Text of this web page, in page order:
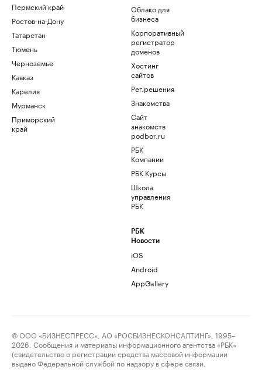
Пермский край
Ростов-на-Дону
Татарстан
Тюмень
Черноземье
Кавказ
Карелия
Мурманск
Приморский
край
Облако для
бизнеса
Корпоративный
регистратор
доменов
Хостинг
сайтов
Рег.решения
Знакомства
Сайт
знакомств
podbor.ru
РБК
Компании
РБК Курсы
Школа
управления
РБК
РБК
Новости
iOS
Android
AppGallery
© ООО «БИЗНЕСПРЕСС», АО «РОСБИЗНЕСКОНСАЛТИНГ», 1995–
2026. Сообщения и материалы информационного агентства «РБК»
(свидетельство о регистрации средства массовой информации
выдано Федеральной службой по надзору в сфере связи,